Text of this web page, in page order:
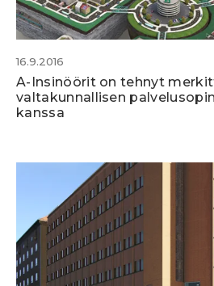
16.9.2016
A-Insinöörit on tehnyt
valtakunnallisen
kanssa